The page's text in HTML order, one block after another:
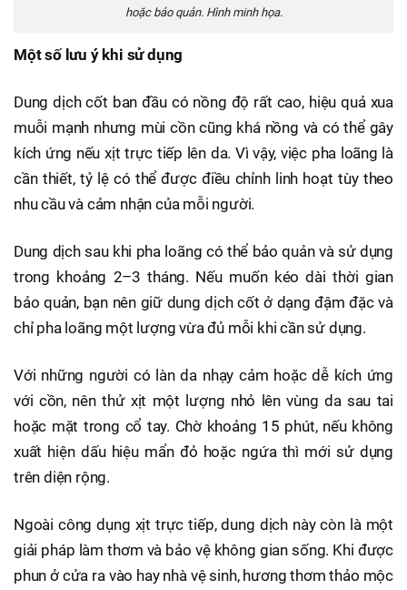
hoặc bảo quản. Hình minh họa.
Một số lưu ý khi sử dụng
Dung dịch cốt ban đầu có nồng độ rất cao, hiệu quả xua
muỗi mạnh nhưng mùi cồn cũng khá nồng và có thể gây
kích ứng nếu xịt trực tiếp lên da. Vì vậy, việc pha loãng là
cần thiết, tỷ lệ có thể được điều chỉnh linh hoạt tùy theo
nhu cầu và cảm nhận của mỗi người.
Dung dịch sau khi pha loãng có thể bảo quản và sử dụng
trong khoảng 2–3 tháng. Nếu muốn kéo dài thời gian
bảo quản, bạn nên giữ dung dịch cốt ở dạng đậm đặc và
chỉ pha loãng một lượng vừa đủ mỗi khi cần sử dụng.
Với những người có làn da nhạy cảm hoặc dễ kích ứng
với cồn, nên thử xịt một lượng nhỏ lên vùng da sau tai
hoặc mặt trong cổ tay. Chờ khoảng 15 phút, nếu không
xuất hiện dấu hiệu mẩn đỏ hoặc ngứa thì mới sử dụng
trên diện rộng.
Ngoài công dụng xịt trực tiếp, dung dịch này còn là một
giải pháp làm thơm và bảo vệ không gian sống. Khi được
phun ở cửa ra vào hay nhà vệ sinh, hương thơm thảo mộc